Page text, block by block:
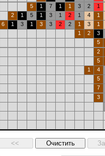
5
1 7 1 1 3 2
1
2
1 5 1 3 1 2 1 4
1
6
1 3 1 3 3 2 2 1 3
1
1
2
3
5
2
5
1
4
5
7
3